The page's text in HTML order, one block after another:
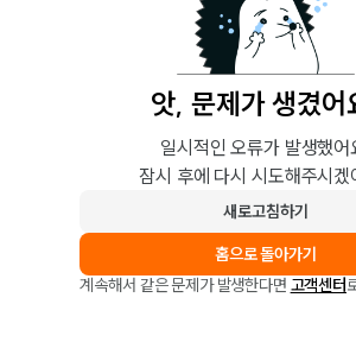
앗, 문제가 생겼어
일시적인 오류가 발생했어
잠시 후에 다시 시도해주시겠
새로고침하기
홈으로 돌아가기
계속해서 같은 문제가 발생한다면 고객센터